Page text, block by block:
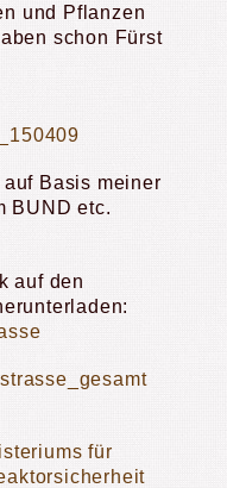
und Pflanzen
schon Fürst
Basis meiner
BUND etc.
auf den
für